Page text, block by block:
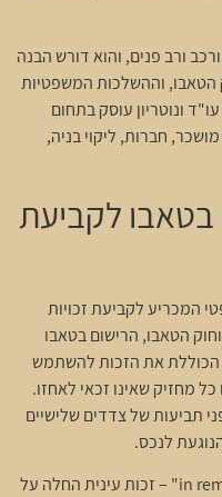
ורב פנים, והוא דורש הבנה
הטאבו, וההשלכות המשפטיות
ונוטריון עוסק בתחום
חברות, ליקוי בניה,
לקביעת
המכריע לקביעת זכויות
הטאבו, הרישום בטאבו
הכוללת את הזכות להשתמש
מחזיק שאינו זכאי לאחזו.
תביעות של צדדים שלישיים
לנכס.
הרישום בטאבו מקנה מה שנקרא "זכות in rem" – זכות עינית החלה על